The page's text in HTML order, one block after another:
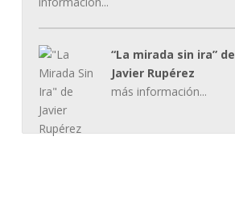
“La mirada sin ira” de
Javier Rupérez
más información...